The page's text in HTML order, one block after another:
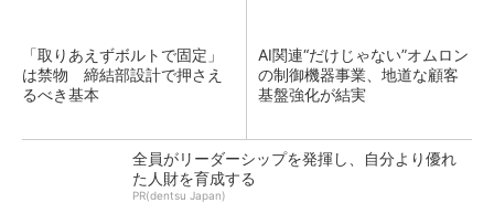
「取りあえずボルトで固定」
は禁物 締結部設計で押さえ
るべき基本
AI関連“だけじゃない”オムロン
の制御機器事業、地道な顧客
基盤強化が結実
全員がリーダーシップを発揮し、自分より優れ
た人財を育成する
PR(dentsu Japan)